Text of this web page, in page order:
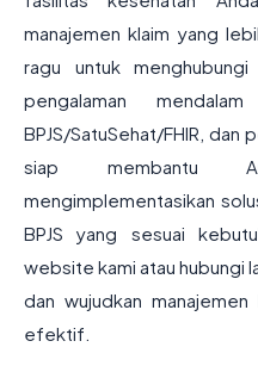
manajemen klaim yang
ragu untuk
pengalaman
BPJS/SatuSehat/FHIR,
siap membantu
mengimplementasikan
BPJS yang sesuai
website kami atau hubungi
dan wujudkan
efektif.